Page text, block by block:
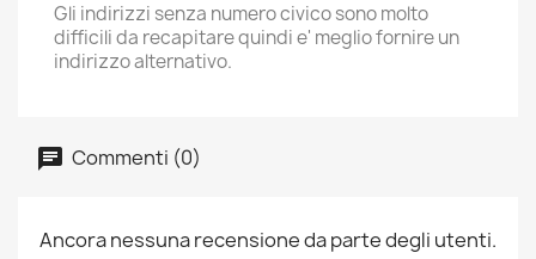
Gli indirizzi senza numero civico sono molto
difficili da recapitare quindi e' meglio fornire un
indirizzo alternativo.
Commenti (0)
Ancora nessuna recensione da parte degli utenti.